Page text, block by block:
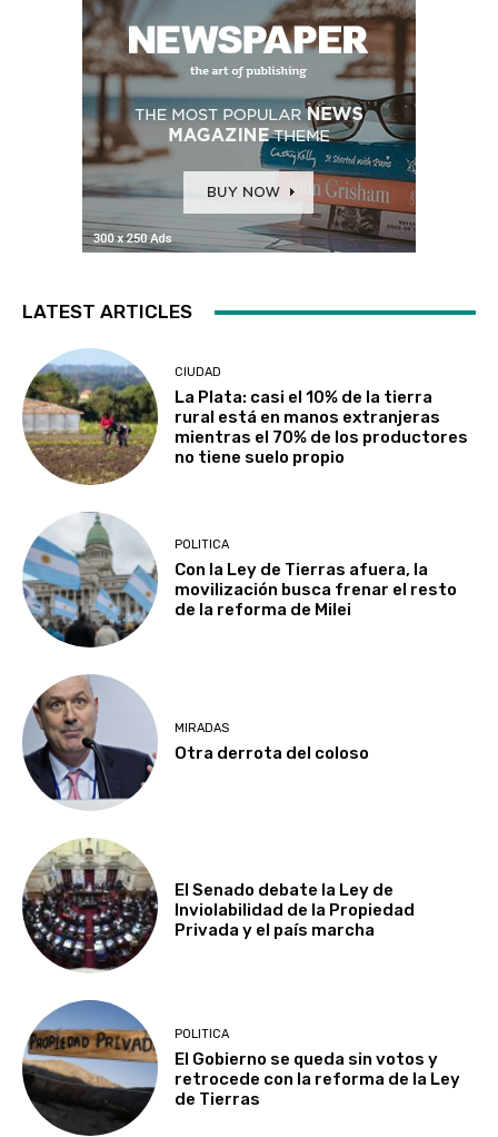
LATEST ARTICLES
CIUDAD
La Plata: casi el 10% de la tierra
rural está en manos extranjeras
mientras el 70% de los productores
no tiene suelo propio
POLITICA
Con la Ley de Tierras afuera, la
movilización busca frenar el resto
de la reforma de Milei
MIRADAS
Otra derrota del coloso
El Senado debate la Ley de
Inviolabilidad de la Propiedad
Privada y el país marcha
POLITICA
El Gobierno se queda sin votos y
retrocede con la reforma de la Ley
de Tierras